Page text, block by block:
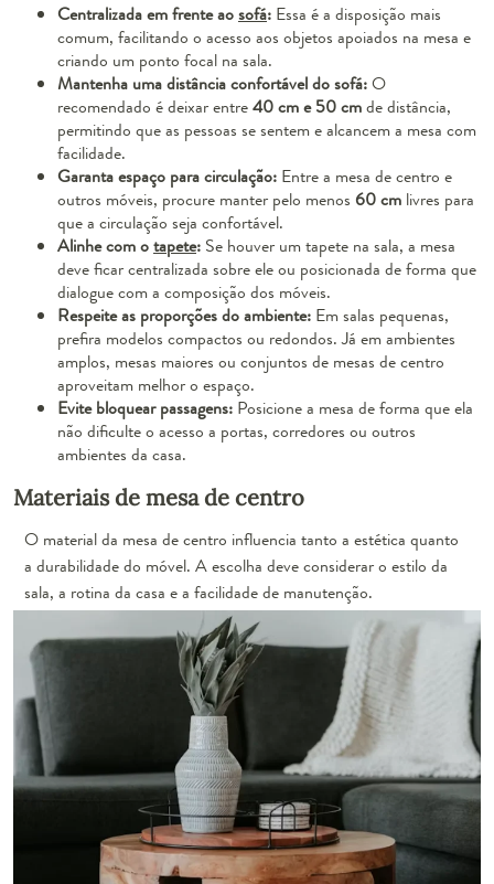
Centralizada em frente aosofá: Essa é a disposição mais
comum, facilitando o acesso aos objetos apoiados na mesa e
criando um ponto focal na sala.
Mantenha uma distância confortável do sofá:O
recomendado é deixar entre40 cm e 50 cmde distância,
permitindo que as pessoas se sentem e alcancem a mesa com
facilidade.
Garanta espaço para circulação: Entre a mesa de centro e
outros móveis, procure manter pelo menos 60 cm livres para
que a circulação seja confortável.
Alinhe com otapete: Se houver um tapete na sala, a mesa
deve ficar centralizada sobre ele ou posicionada de forma que
dialogue com a composição dos móveis.
Respeite as proporções do ambiente: Em salas pequenas,
prefira modelos compactos ou redondos. Já em ambientes
amplos, mesas maiores ou conjuntos de mesas de centro
aproveitam melhor o espaço.
Evite bloquear passagens: Posicione a mesa de forma que ela
não dificulte o acesso a portas, corredores ou outros
ambientes da casa.
Materiais de mesa de centro
O material da mesa de centro influencia tanto a estética quanto
a durabilidade do móvel. A escolha deve considerar o estilo da
sala, a rotina da casa e a facilidade de manutenção.